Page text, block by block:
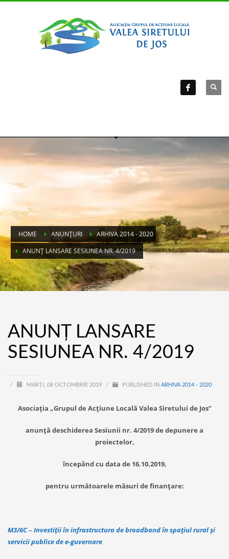
HOME ANUNȚURI
ARHIVA 2014 - 2020
ANUNȚ LANSARE SESIUNEA NR. 4/2019
ANUNȚ LANSARE
SESIUNEA NR. 4/2019
/ MARȚI, 08 OCTOMBRIE 2019 / PUBLISHED IN ARHIVA 2014 - 2020
Asociația „Grupul de Acțiune Locală Valea Siretului de Jos”
anunță deschiderea Sesiunii nr. 4/2019 de depunere a
proiectelor,
începând cu data de 16.10.2019,
pentru următoarele măsuri de finanțare:
M3/6C– Investiții în infrastructura de broadband în spațiul ruralși
servicii publice de e-guvernare